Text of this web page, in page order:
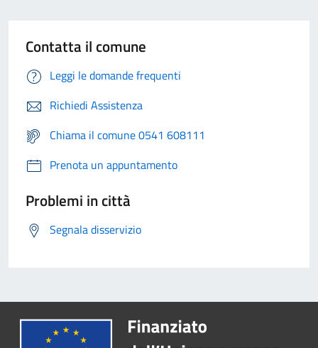
Contatta il comune
Leggi le domande frequenti
Richiedi Assistenza
Chiama il comune 0541 608111
Prenota un appuntamento
Problemi in città
Segnala disservizio